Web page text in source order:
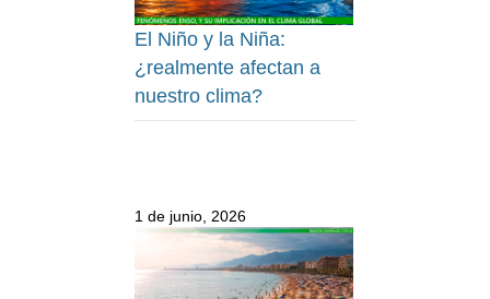
El Niño y la Niña:
¿realmente afectan a
nuestro clima?
1 de junio, 2026